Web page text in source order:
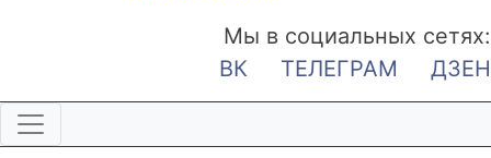
Мы в социальных сетях:
ВК
ТЕЛЕГРАМ ДЗЕН